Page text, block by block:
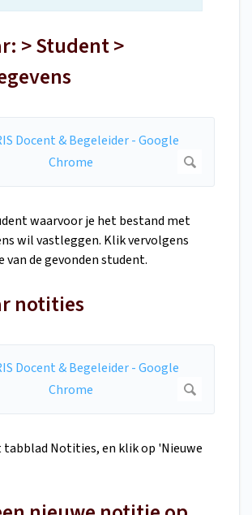
> Student >
waarvoor je het bestand met
wil vastleggen. Klik vervolgens
van de gevonden student.
notities
tabblad Notities, en klik op 'Nieuwe